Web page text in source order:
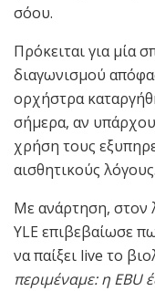
σόου.
Πρόκειται για μία
διαγωνισμού
ορχήστρα
σήμερα, αν
χρήση τους
αισθητικούς λόγους.
Με ανάρτηση, στον
YLE επιβεβαίωσε
να παίξει live το
περιμέναμε: η EBU